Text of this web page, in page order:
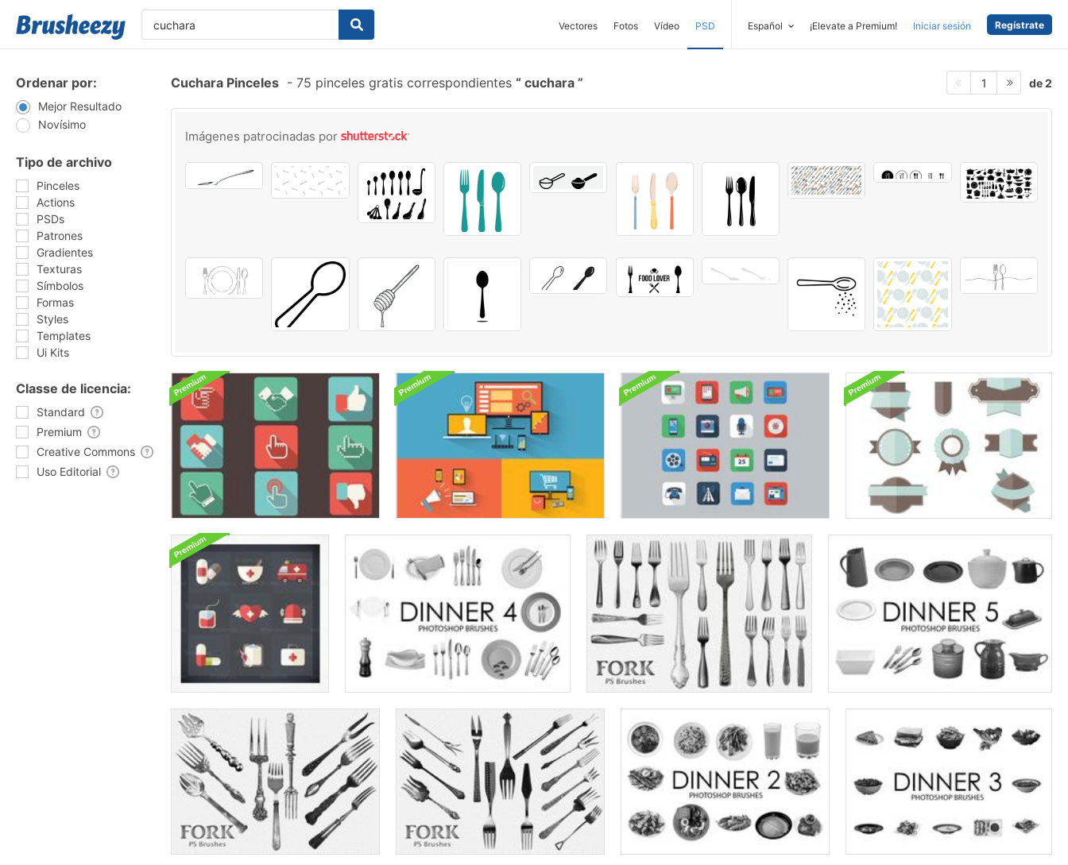
Vectores Fotos Vídeo PSD Español ¡Elevate a Premium! Iniciar sesión Regístrate
Ordenar por:
Mejor Resultado
Novísimo
Tipo de archivo
Pinceles
Actions
PSDs
Patrones
Gradientes
Texturas
Símbolos
Formas
Styles
Templates
Ui Kits
Classe de licencia:
Standard
Premium
Creative Commons
Uso Editorial
Cuchara Pinceles - 75 pinceles gratis correspondientes cuchara 1 de 2
Imágenes patrocinadas por